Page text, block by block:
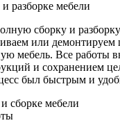
сборку и
или
мебель. Все работы
и сохранением
был быстрым и
сборке мебели